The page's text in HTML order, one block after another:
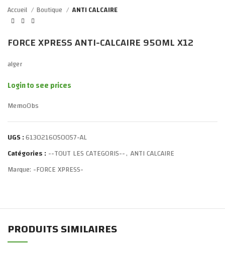
Accueil Boutique ANTI CALCAIRE
FORCE XPRESS ANTI-CALCAIRE 950ML X12
alger
Login to see prices
MemoObs
UGS :6130216050057-AL
Catégories :--TOUT LES CATEGORIS--, ANTI CALCAIRE
Marque: -FORCE XPRESS-
PRODUITS SIMILAIRES